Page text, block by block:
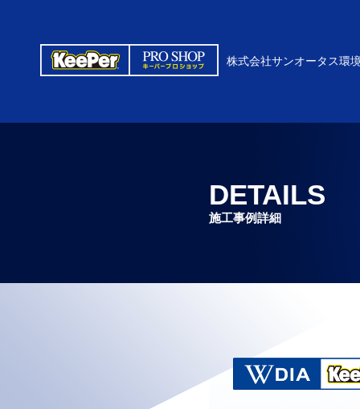
株式会社サンオータス環
DETAILS
施工事例詳細